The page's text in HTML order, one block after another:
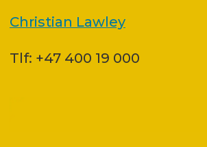
Christian Lawley
Tlf: +47 400 19 000